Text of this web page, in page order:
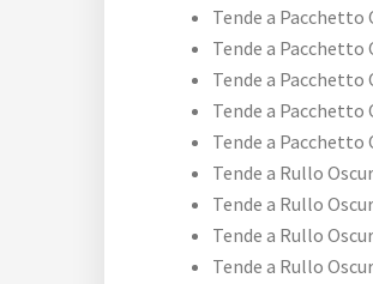
Tende a Pacchetto
Tende a Pacchetto
Tende a Pacchetto
Tende a
Tende a
Tende a Rullo
Tende a Rullo
Tende a Rullo
Tende a Rullo